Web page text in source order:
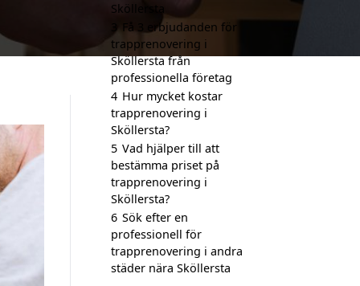
Sköllersta
Få 3 erbjudanden för
trapprenovering i
Sköllersta från
professionella företag
4 Hur mycket kostar
trapprenovering i
Sköllersta?
5 Vad hjälper till att
bestämma priset på
trapprenovering i
Sköllersta?
6 Sök efter en
professionell för
trapprenovering i andra
städer nära Sköllersta